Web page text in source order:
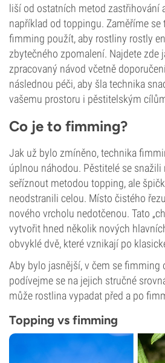
liší od ostatních metod zastřihování
například od toppingu. Zaměříme se
fimming použít, aby rostliny rostly
zbytečného zpomalení. Najdete zde
zpracovaný návod včetně
následnou péči, aby šla technika
vašemu prostoru i pěstitelským
Co je to fimming?
Jak už bylo zmíněno, technika
úplnou náhodou. Pěstitelé se
seříznout metodou topping, ale
neodstranili celou. Místo čistého
nového vrcholu nedotčenou. Tato
vytvořit hned několik nových
obvyklé dvě, které vznikají po
Aby bylo jasnější, v čem se fimming
podívejme se na jejich stručné
může rostlina vypadat před a po
Topping vs fimming